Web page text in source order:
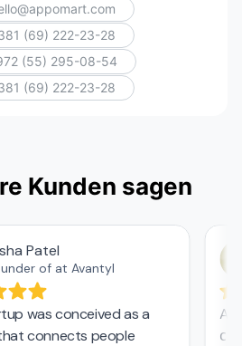
(69) 222-23-28
(55) 295-08-54
(69) 222-23-28
Kunden sagen
Patel
of at Avantyl
was conceived as a
connects people